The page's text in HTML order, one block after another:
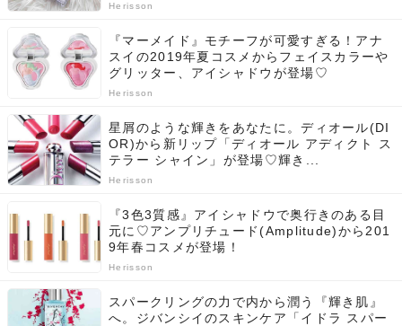
Herisson
『マーメイド』モチーフが可愛すぎる！アナ
スイの2019年夏コスメからフェイスカラーや
グリッター、アイシャドウが登場♡
Herisson
星屑のような輝きをあなたに。ディオール(DI
OR)から新リップ「ディオール アディクト ス
テラー シャイン」が登場♡輝き...
Herisson
『3色3質感』アイシャドウで奥行きのある目
元に♡アンプリチュード(Amplitude)から201
9年春コスメが登場！
Herisson
スパークリングの力で内から潤う『輝き肌』
へ。ジバンシイのスキンケア「イドラ スパー